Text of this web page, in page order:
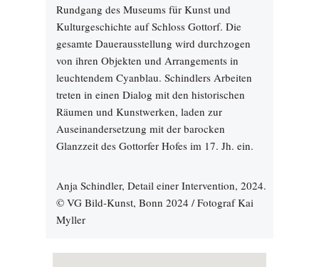
Rundgang des Museums für Kunst und
Kulturgeschichte auf Schloss Gottorf. Die
gesamte Dauerausstellung wird durchzogen
von ihren Objekten und Arrangements in
leuchtendem Cyanblau. Schindlers Arbeiten
treten in einen Dialog mit den historischen
Räumen und Kunstwerken, laden zur
Auseinandersetzung mit der barocken
Glanzzeit des Gottorfer Hofes im 17. Jh. ein.
Anja Schindler, Detail einer Intervention, 2024.
© VG Bild-Kunst, Bonn 2024 / Fotograf Kai
Myller